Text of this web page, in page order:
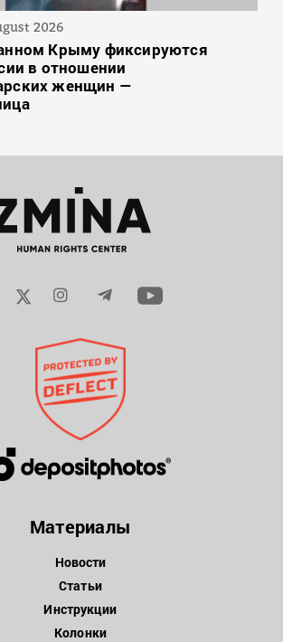
2026
Крыму фиксируются
в отношении
женщин —
Материалы
Новости
Статьи
Инструкции
Колонки